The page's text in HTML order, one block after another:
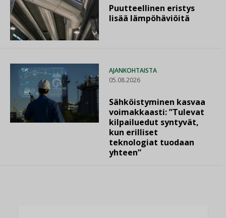
Puutteellinen eristys
lisää lämpöhäviöitä
AJANKOHTAISTA
05.08.2026
Sähköistyminen kasvaa
voimakkaasti: ”Tulevat
kilpailuedut syntyvät,
kun erilliset
teknologiat tuodaan
yhteen”